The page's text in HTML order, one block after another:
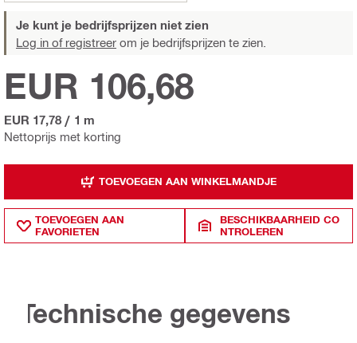
Je kunt je bedrijfsprijzen niet zien
Log in of registreer om je bedrijfsprijzen te zien.
Nettoprijs met korting
EUR 106,68
EUR 17,78 / 1 m
TOEVOEGEN AAN WINKELMANDJE
TOEVOEGEN AAN
FAVORIETEN
BESCHIKBAARHEID CO
NTROLEREN
Technische gegevens